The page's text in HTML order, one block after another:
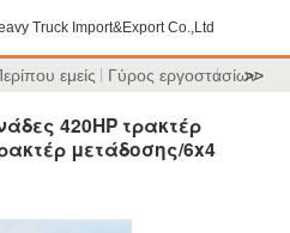
Truck Import&Export Co.,Ltd
εμείς Γύρος εργοστασίων
>>
420HP τρακτέρ
μετάδοσης/6x4